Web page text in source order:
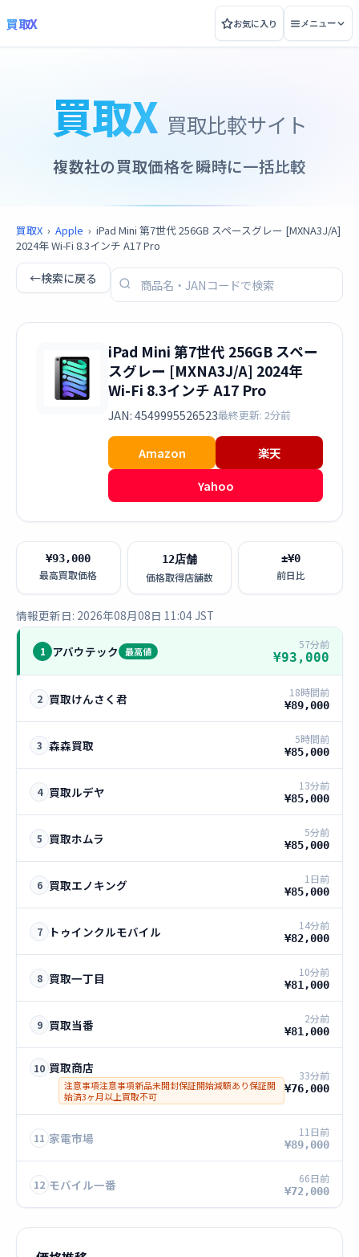
買取X お気に入り メニュー
買取X 買取比較サイト
複数社の買取価格を瞬時に一括比較
買取X › Apple › iPad Mini 第7世代 256GB スペースグレー [MXNA3J/A]
2024年 Wi-Fi 8.3インチ A17 Pro
←検索に戻る
iPad Mini 第7世代 256GB スペー
スグレー [MXNA3J/A] 2024年
Wi-Fi 8.3インチ A17 Pro
JAN: 4549995526523最終更新: 2分前
Amazon
楽天
Yahoo
¥93,000
最高買取価格
12店舗
価格取得店舗数
±¥0
前日比
情報更新日: 2026年08月08日 11:04 JST
1 アバウテック 最高値
57分前
¥93,000
2 買取けんさく君 18時間前
¥89,000
3 森森買取 5時間前
¥85,000
4 買取ルデヤ 13分前
¥85,000
5 買取ホムラ 5分前
¥85,000
6 買取エノキング 1日前
¥85,000
7 トゥインクルモバイル 14分前
¥82,000
8 買取一丁目 10分前
¥81,000
9 買取当番 2分前
¥81,000
10 買取商店
注意事項注意事項新品未開封保証開始減額あり保証開
始済3ヶ月以上買取不可
33分前
¥76,000
11 家電市場 11日前
¥89,000
12 モバイル一番 66日前
¥72,000